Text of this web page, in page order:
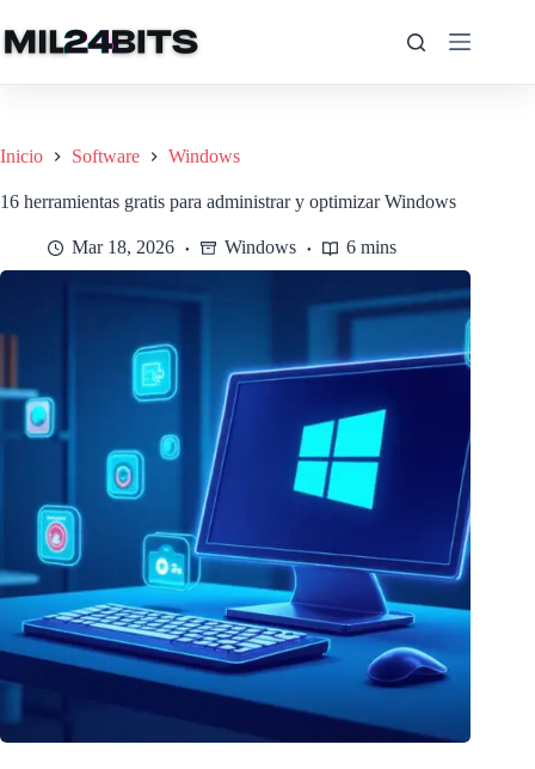
al
contenido
Inicio Software Windows
16 herramientas gratis para administrar y optimizar Windows
Mar 18, 2026 Windows 6 mins